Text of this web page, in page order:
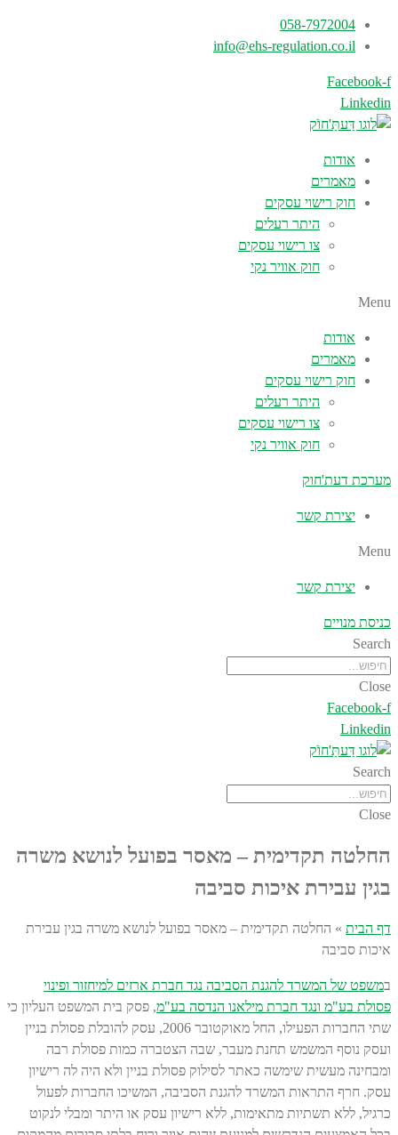
058-7972004
info@ehs-regulation.co.il
Facebook-f
Linkedin
אודות
מאמרים
חוק רישוי עסקים
היתר רעלים
צו רישוי עסקים
חוק אוויר נקי
Menu
אודות
מאמרים
חוק רישוי עסקים
היתר רעלים
צו רישוי עסקים
חוק אוויר נקי
מערכת דעת'חוק
יצירת קשר
Menu
יצירת קשר
כניסת מנויים
Search
Close
Facebook-f
Linkedin
Search
Close
החלטה תקדימית – מאסר בפועל לנושא משרה
בגין עבירת איכות סביבה
דף הבית » החלטה תקדימית – מאסר בפועל לנושא משרה בגין עבירת
איכות סביבה
במשפט של המשרד להגנת הסביבה נגד חברת ארזים למיחזור ופינוי
פסולת בע"מ ונגד חברת מילאנו הנדסה בע"מ, פסק בית המשפט העליון כי
שתי החברות הפעילו, החל מאוקטובר 2006, עסק להובלת פסולת בניין
ועסק נוסף המשמש תחנת מעבר, שבה הצטברה כמות פסולת רבה
ומבחינה מעשית שימשה כאתר לסילוק פסולת בניין ולא היה לה רישיון
עסק. חרף התראות המשרד להגנת הסביבה, המשיכו החברות לפעול
כרגיל, ללא תשתיות מתאימות, ללא רישיון עסק או היתר ומבלי לנקוט